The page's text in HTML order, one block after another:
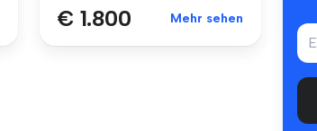
€ 1.800 Mehr sehen